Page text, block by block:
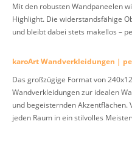
Mit den robusten Wandpaneelen
Highlight. Die widerstandsfähige
und bleibt dabei stets makellos –
karoArt Wandverkleidungen |
Das großzügige Format von
Wandverkleidungen zur idealen
und begeisternden Akzentflächen.
jeden Raum in ein stilvolles